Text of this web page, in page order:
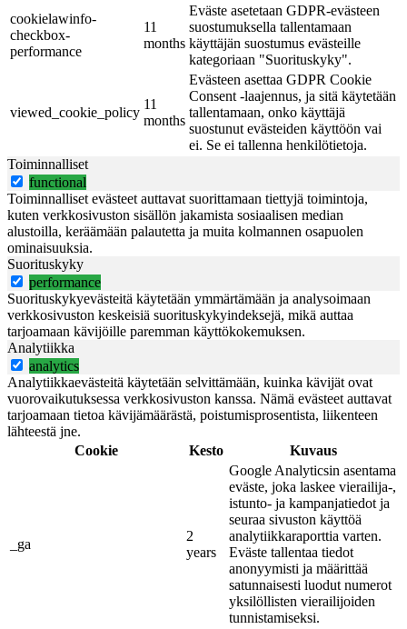
cookielawinfo-
checkbox-
performance
11
months
Eväste asetetaan GDPR-evästeen
suostumuksella tallentamaan
käyttäjän suostumus evästeille
kategoriaan "Suorituskyky".
viewed_cookie_policy
11
months
Evästeen asettaa GDPR Cookie
Consent -laajennus, ja sitä käytetään
tallentamaan, onko käyttäjä
suostunut evästeiden käyttöön vai
ei. Se ei tallenna henkilötietoja.
Toiminnalliset
functional
Toiminnalliset evästeet auttavat suorittamaan tiettyjä toimintoja,
kuten verkkosivuston sisällön jakamista sosiaalisen median
alustoilla, keräämään palautetta ja muita kolmannen osapuolen
ominaisuuksia.
Suorituskyky
performance
Suorituskykyevästeitä käytetään ymmärtämään ja analysoimaan
verkkosivuston keskeisiä suorituskykyindeksejä, mikä auttaa
tarjoamaan kävijöille paremman käyttökokemuksen.
Analytiikka
analytics
Analytiikkaevästeitä käytetään selvittämään, kuinka kävijät ovat
vuorovaikutuksessa verkkosivuston kanssa. Nämä evästeet auttavat
tarjoamaan tietoa kävijämäärästä, poistumisprosentista, liikenteen
lähteestä jne.
Cookie
Kesto Kuvaus
_ga
2
years
Google Analyticsin asentama
eväste, joka laskee vierailija-,
istunto- ja kampanjatiedot ja
seuraa sivuston käyttöä
analytiikkaraporttia varten.
Eväste tallentaa tiedot
anonyymisti ja määrittää
satunnaisesti luodut numerot
yksilöllisten vierailijoiden
tunnistamiseksi.